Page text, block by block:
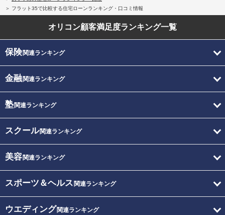
フラット35で比較する住宅ローンランキング・口コミ情報
オリコン顧客満足度ランキング一覧
保険関連ランキング
金融関連ランキング
塾関連ランキング
スクール関連ランキング
美容関連ランキング
スポーツ＆ヘルス 関連ランキング
ウエディング関連ランキング